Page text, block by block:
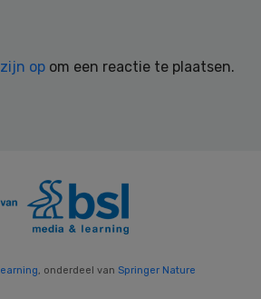
op om een reactie te plaatsen.
, onderdeel van Springer Nature